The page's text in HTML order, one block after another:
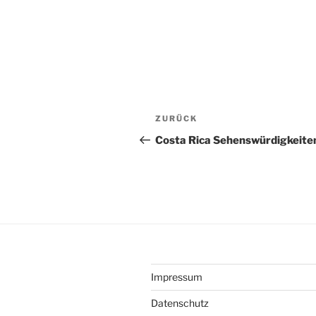
Beitragsnavigation
Vorheriger
Beitrag
ZURÜCK
Costa Rica
Impressum
Datenschutz